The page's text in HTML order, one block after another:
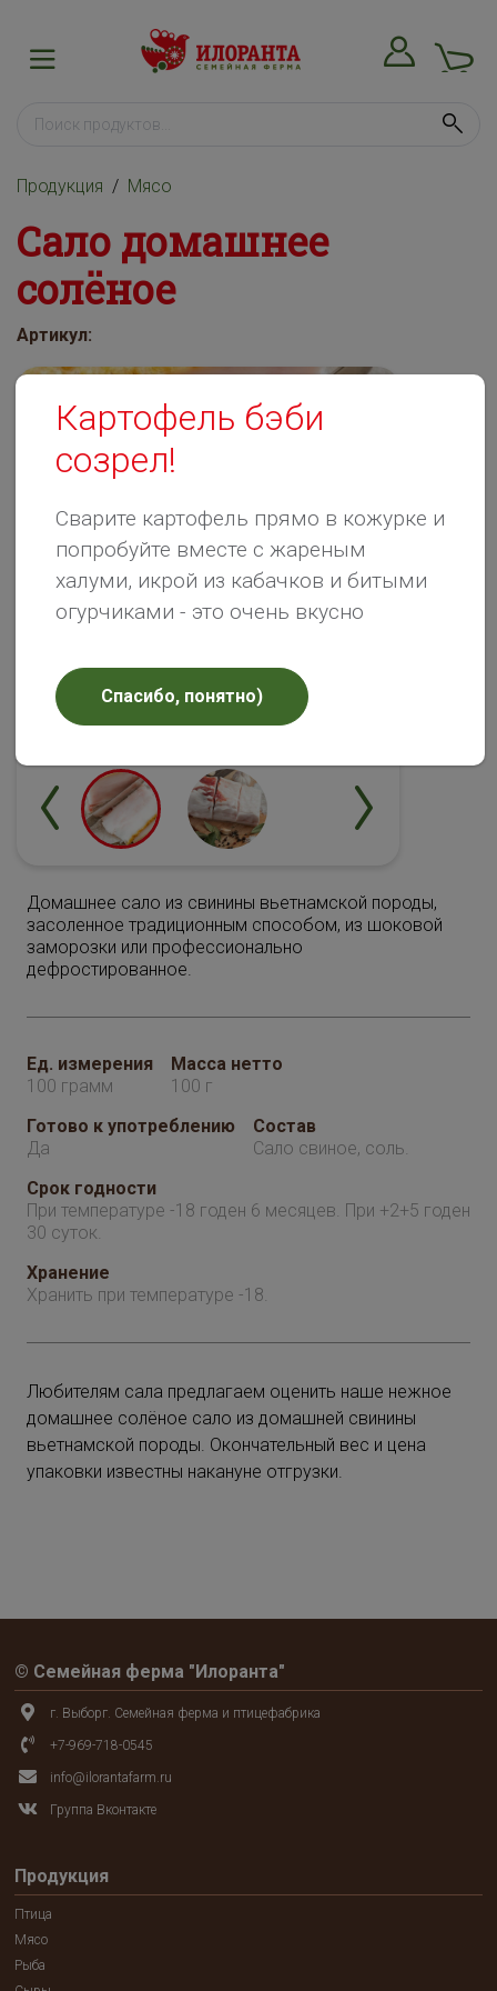
Продукция Мясо
Сало домашнее
солёное
Артикул:
Домашнее сало из свинины вьетнамской породы,
засоленное традиционным способом, из шоковой
заморозки или профессионально
дефростированное.
Ед. измерения
100 грамм
Масса нетто
100 г
Готово к употреблению
Да
Состав
Сало свиное, соль.
Срок годности
При температуре -18 годен 6 месяцев. При +2+5 годен
30 суток.
Хранение
Хранить при температуре -18.
Любителям сала предлагаем оценить наше нежное
домашнее солёное сало из домашней свинины
вьетнамской породы. Окончательный вес и цена
упаковки известны накануне отгрузки.
© Семейная ферма "Илоранта"
г. Выборг. Семейная ферма и птицефабрика
+7-969-718-0545
info@ilorantafarm.ru
Группа Вконтакте
Продукция
Птица
Мясо
Рыба
Картофель бэби
созрел!
Сварите картофель прямо в кожурке и
попробуйте вместе с жареным
халуми, икрой из кабачков и битыми
огурчиками - это очень вкусно
Спасибо, понятно)